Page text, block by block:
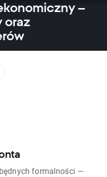
–
oraz
formalności —